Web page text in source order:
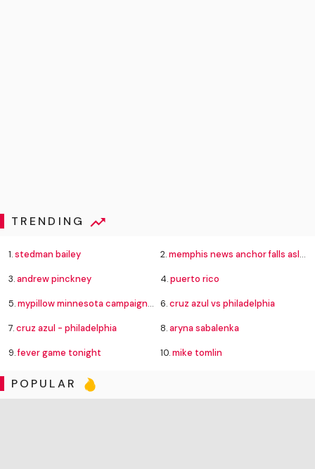
TRENDING
1.stedman bailey 2.memphis news anchor falls asleep
3.andrew pinckney 4.puerto rico
5.mypillow minnesota campaign complaint 6.cruz azul vs philadelphia
7.cruz azul - philadelphia 8.aryna sabalenka
9.fever game tonight 10.mike tomlin
POPULAR